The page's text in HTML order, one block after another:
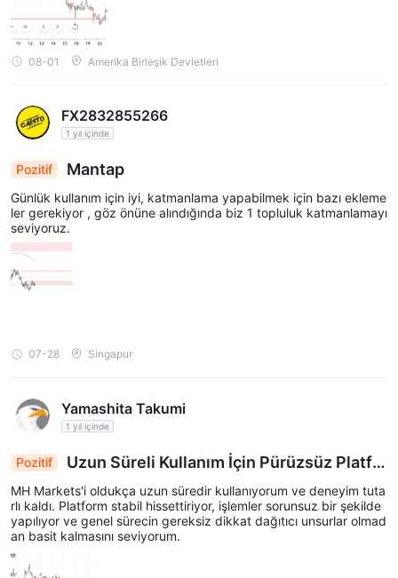
08-01 Amerika Birleşik Devletleri
FX2832855266
1 yıl içinde
Pozitif Mantap
Günlük kullanım için iyi, katmanlama yapabilmek için bazı ekleme
ler gerekiyor , göz önüne alındığında biz 1 topluluk katmanlamayı
seviyoruz.
07-28 Singapur
Yamashita Takumi
1 yıl içinde
Pozitif
Uzun Süreli Kullanım İçin Pürüzsüz Platfo
rm
MH Markets'i oldukça uzun süredir kullanıyorum ve deneyim tuta
rlı kaldı. Platform stabil hissettiriyor, işlemler sorunsuz bir şekilde
yapılıyor ve genel sürecin gereksiz dikkat dağıtıcı unsurlar olmad
an basit kalmasını seviyorum.